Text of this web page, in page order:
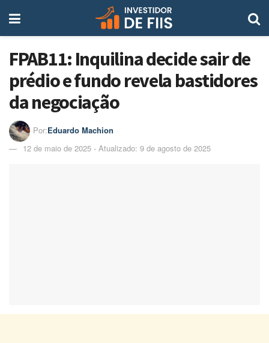
FPAB11: Inquilina decide sair de
prédio e fundo revela bastidores
da negociação
Por:Eduardo Machion
12 de maio de 2025 - Atualizado: 9 de agosto de 2025